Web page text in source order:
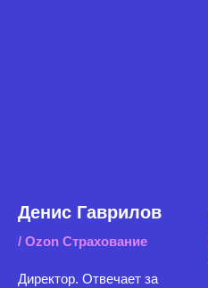
Денис Гаврилов
/ Ozon Страхование
Директор. Отвечает за